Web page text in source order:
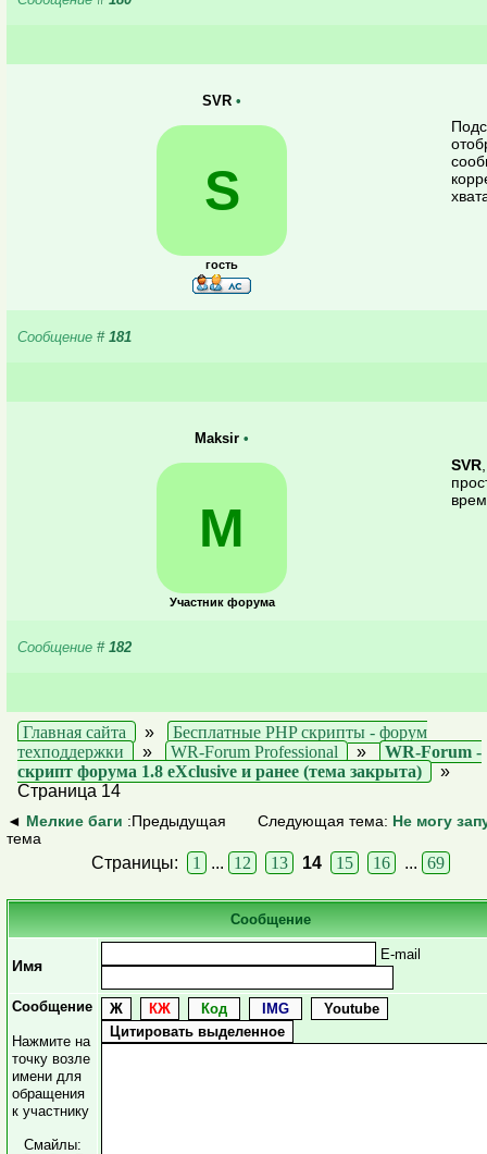
SVR •
S
гость
Сообщение # 181
Maksir •
M
Участник форума
SVR
Сообщение # 182
Главная сайта »
Бесплатные PHP скрипты - форум
техподдержки
» WR-Forum Professional »
WR-Forum -
скрипт форума 1.8 eXclusive и ранее (тема закрыта)
»
Страница 14
◄ Мелкие баги :Предыдущая
тема
Следующая тема: Не могу
Страницы: 1 ... 12 13 14 15 16 ... 69
Сообщение
Имя
E-mail
Сообщение
Нажмите на
точку возле
имени для
обращения
к участнику
Смайлы: